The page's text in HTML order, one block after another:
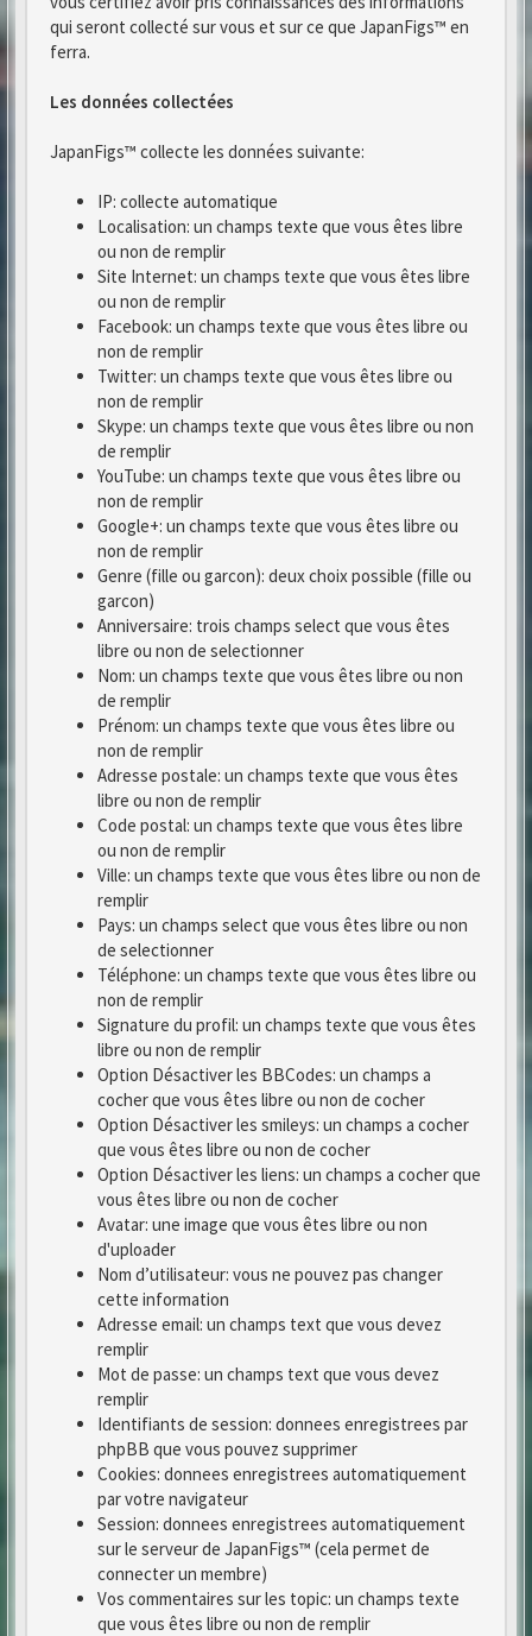
qui seront collecté sur vous et sur ce que JapanFigs™ en
ferra.
Les données collectées
JapanFigs™ collecte les données suivante:
IP: collecte automatique
Localisation: un champs texte que vous êtes libre
ou non de remplir
Site Internet: un champs texte que vous êtes libre
ou non de remplir
Facebook: un champs texte que vous êtes libre ou
non de remplir
Twitter: un champs texte que vous êtes libre ou
non de remplir
Skype: un champs texte que vous êtes libre ou non
de remplir
YouTube: un champs texte que vous êtes libre ou
non de remplir
Google+: un champs texte que vous êtes libre ou
non de remplir
Genre (fille ou garcon): deux choix possible (fille ou
garcon)
Anniversaire: trois champs select que vous êtes
libre ou non de selectionner
Nom: un champs texte que vous êtes libre ou non
de remplir
Prénom: un champs texte que vous êtes libre ou
non de remplir
Adresse postale: un champs texte que vous êtes
libre ou non de remplir
Code postal: un champs texte que vous êtes libre
ou non de remplir
Ville: un champs texte que vous êtes libre ou non de
remplir
Pays: un champs select que vous êtes libre ou non
de selectionner
Téléphone: un champs texte que vous êtes libre ou
non de remplir
Signature du profil: un champs texte que vous êtes
libre ou non de remplir
Option Désactiver les BBCodes: un champs a
cocher que vous êtes libre ou non de cocher
Option Désactiver les smileys: un champs a cocher
que vous êtes libre ou non de cocher
Option Désactiver les liens: un champs a cocher que
vous êtes libre ou non de cocher
Avatar: une image que vous êtes libre ou non
d'uploader
Nom d’utilisateur: vous ne pouvez pas changer
cette information
Adresse email: un champs text que vous devez
remplir
Mot de passe: un champs text que vous devez
remplir
Identifiants de session: donnees enregistrees par
phpBB que vous pouvez supprimer
Cookies: donnees enregistrees automatiquement
par votre navigateur
Session: donnees enregistrees automatiquement
sur le serveur de JapanFigs™ (cela permet de
connecter un membre)
Vos commentaires sur les topic: un champs texte
que vous êtes libre ou non de remplir